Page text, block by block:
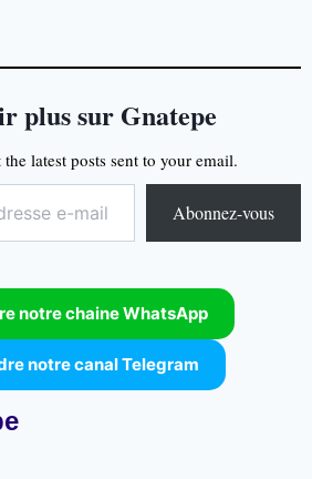
plus sur Gnatepe
latest posts sent to your email.
Abonnez-vous
notre chaine WhatsApp
notre canal Telegram